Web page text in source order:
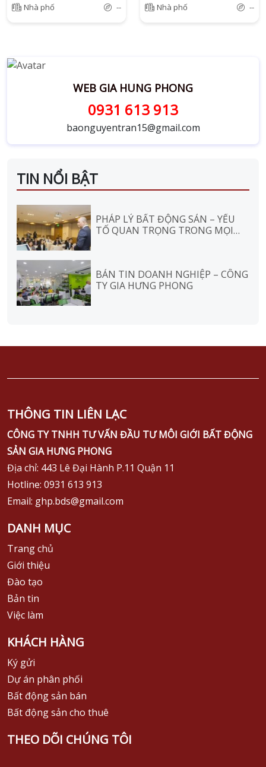
913 Nhà phố --
913 Nhà phố --
WEB GIA HUNG PHONG
0931 613 913
baonguyentran15@gmail.com
TIN NỔI BẬT
PHÁP LÝ BẤT ĐỘNG SẢN – YẾU
TỐ QUAN TRỌNG TRONG MỌI
BẢN TIN DOANH NGHIỆP – CÔNG
TY GIA HƯNG PHONG
THÔNG TIN LIÊN LẠC
CÔNG TY TNHH TƯ VẤN ĐẦU TƯ MÔI GIỚI BẤT ĐỘNG
SẢN GIA HƯNG PHONG
Địa chỉ: 443 Lê Đại Hành P.11 Quận 11
Hotline: 0931 613 913
Email: ghp.bds@gmail.com
DANH MỤC
Trang chủ
Giới thiệu
Đào tạo
Bản tin
Việc làm
KHÁCH HÀNG
Ký gửi
Dự án phân phối
Bất động sản bán
Bất động sản cho thuê
THEO DÕI CHÚNG TÔI